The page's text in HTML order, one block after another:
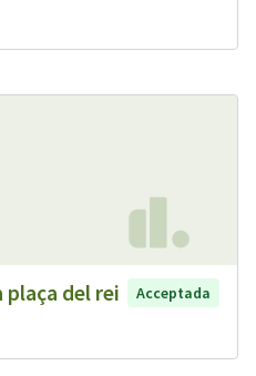
plaça del rei
Acceptada